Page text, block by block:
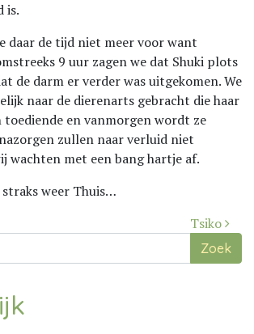
is.
daar de tijd niet meer voor want
9 uur zagen we dat Shuki plots
de darm er verder was uitgekomen. We
naar de dierenarts gebracht die haar
toediende en vanmorgen wordt ze
zullen naar verluid niet
wachten met een bang hartje af.
weer Thuis…
Tsiko